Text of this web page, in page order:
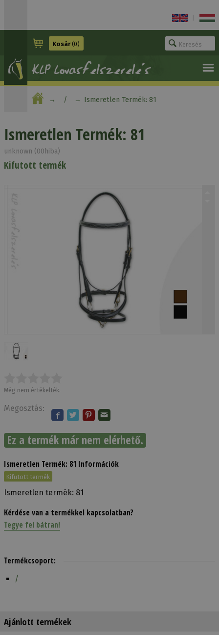
Kosár(0)
Ismeretlen Termék: 81
Ismeretlen Termék: 81
unknown (00hiba)
Kifutott termék
Még nem értékelték.
Megosztás:
Ez a termék már nem elérhető.
Ismeretlen Termék: 81 Információk
Kifutott termék
Ismeretlen termék: 81
Kérdése van a termékkel kapcsolatban?
Tegye fel bátran!
Termékcsoport:
/
Ajánlott termékek